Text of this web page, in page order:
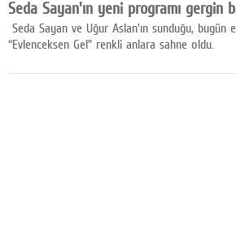
Pr
Facebook
Diziler
Seda Sayan'ın yeni programı gergin
Seda Sayan ve Uğur Aslan'ın sunduğu, bugün
“Evlenceksen Gel” renkli anlara sahne oldu.